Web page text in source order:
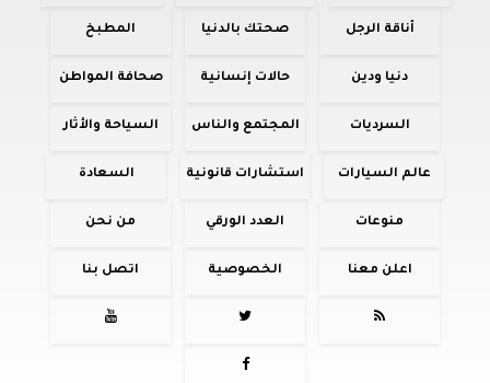
أناقة الرجل صحتك بالدنيا المطبخ
دنيا ودين حالات إنسانية صحافة المواطن
السرديات المجتمع والناس السياحة والأثار
عالم السيارات استشارات قانونية السعادة
منوعات العدد الورقي من نحن
اعلن معنا الخصوصية اتصل بنا



